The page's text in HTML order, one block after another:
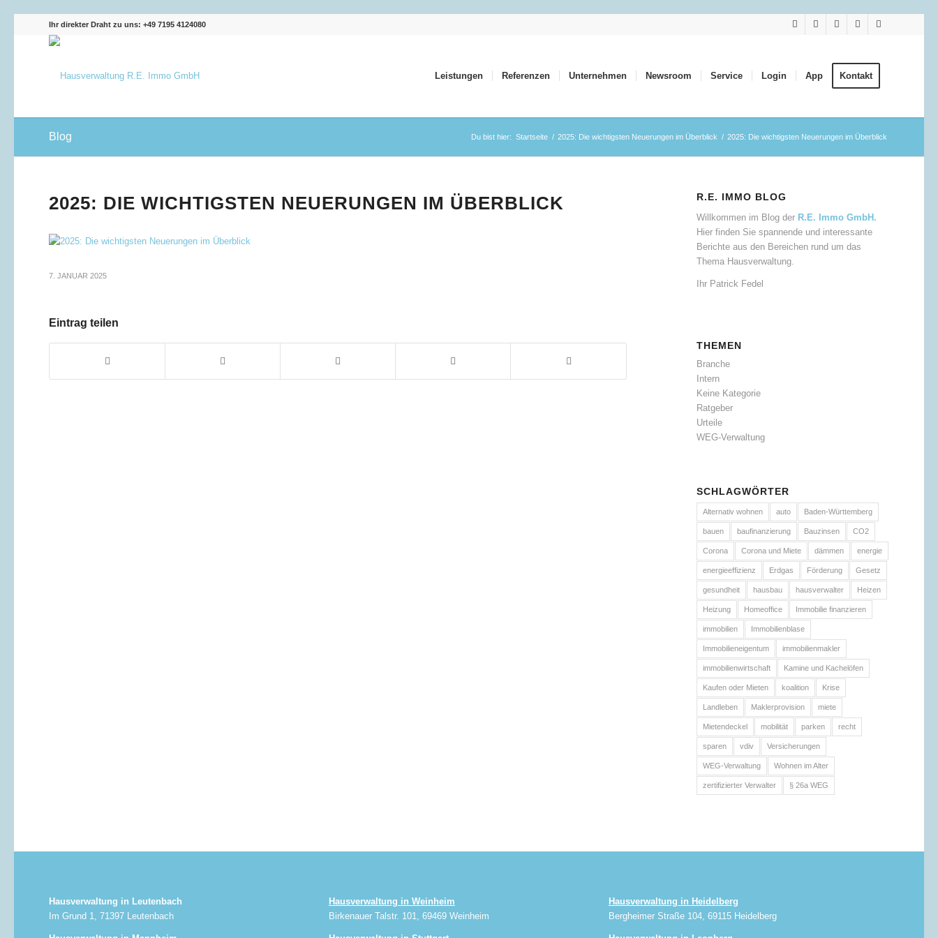
Ihr direkter Draht zu uns: +49 7195 4124080
Leistungen Referenzen Unternehmen Newsroom Service Login App Kontakt
Blog Du bist hier: Startseite / 2025: Die wichtigsten Neuerungen im Überblick / 2025: Die wichtigsten Neuerungen im Überblick
2025: DIE WICHTIGSTEN NEUERUNGEN IM ÜBERBLICK
7. JANUAR 2025
Eintrag teilen
R.E. IMMO BLOG
Willkommen im Blog der R.E. Immo GmbH.
Hier finden Sie spannende und interessante
Berichte aus den Bereichen rund um das
Thema Hausverwaltung.
Ihr Patrick Fedel
THEMEN
Branche
Intern
Keine Kategorie
Ratgeber
Urteile
WEG-Verwaltung
SCHLAGWÖRTER
Alternativ wohnen auto Baden-Württemberg
bauen baufinanzierung Bauzinsen CO2
Corona Corona und Miete dämmen energie
energieeffizienz Erdgas Förderung Gesetz
gesundheit hausbau hausverwalter Heizen
Heizung Homeoffice Immobilie finanzieren
immobilien Immobilienblase
Immobilieneigentum immobilienmakler
immobilienwirtschaft Kamine und Kachelöfen
Kaufen oder Mieten koalition Krise
Landleben Maklerprovision miete
Mietendeckel mobilität parken recht
sparen vdiv Versicherungen
WEG-Verwaltung Wohnen im Alter
zertifizierter Verwalter § 26a WEG
Hausverwaltung in Leutenbach
Im Grund 1, 71397 Leutenbach
Hausverwaltung in Weinheim
Birkenauer Talstr. 101, 69469 Weinheim
Hausverwaltung in Heidelberg
Bergheimer Straße 104, 69115 Heidelberg